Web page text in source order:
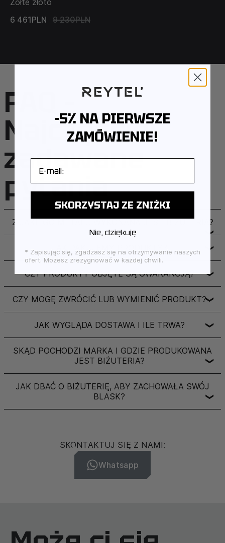
Żółte złoto
6 461PLN
9 230PLN
FAQ –
Najczęściej
zadawane
pytania
Z JAKIEGO METALU WYKONANA JEST BIŻUTERIA?
❯
JAK PAKUJEMY PRODUKTY? ❯
CZY PRODUKTY OBJĘTE SĄ GWARANCJĄ? ❯
CZY MOGĘ ZWRÓCIĆ LUB WYMIENIĆ PRODUKT?❯
JAK WYGLĄDA DOSTAWA I ILE TRWA? ❯
SKĄD POCHODZI MARKA I GDZIE PRODUKOWANA
JEST BIŻUTERIA?
❯
JAK DBAĆ O BIŻUTERIĘ, ABY ZACHOWAŁA SWÓJ
BLASK?
❯
SKONTAKTUJ SIĘ Z NAMI:
Whatsapp
-5% NA PIERWSZE
ZAMÓWIENIE!
SKORZYSTAJ ZE ZNIŻKI
Nie, dziękuję
* Zapisując się, zgadzasz się na otrzymywanie naszych
ofert. Możesz zrezygnować w każdej chwili.